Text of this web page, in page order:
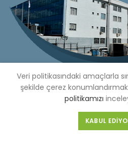
Copyright © 2020 Çetinkaya
Veri politikasındaki amaçlarla
şekilde çerez
politikamızı
KABUL